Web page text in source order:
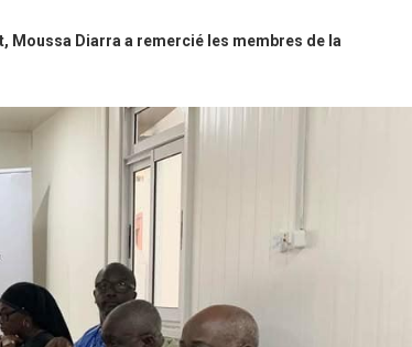
Moussa Diarra a remercié les membres de la